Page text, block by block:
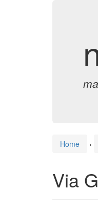
Home ›
Via